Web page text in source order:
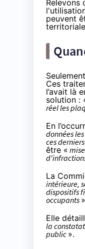
Relevons
peuvent
Ces
l’avait là
solution :
réel les
En
données
ces
être «
La
intérieure,
dispositifs
occupants
Elle
la
public ».